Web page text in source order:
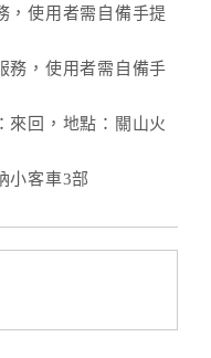
，使用者需自備手提
務，使用者需自備手
來回，地點：關山火
小客車3部